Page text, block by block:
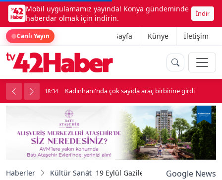
Mobil uygulamamız yayında! Konya gündeminde
haberdar olmak için indirin.
İndir
Canlı Yayın Ana Sayfa Künye İletişim
18:34 Kadınhanı'nda çok sayıda araç birbirine girdi
Haberler Kültür Sanat 19 Eylül Gaziler Günü kutlanıyor
Google News